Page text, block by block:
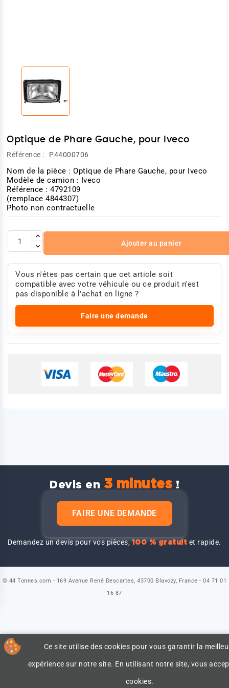
Optique de Phare Gauche, pour Iveco
Référence : P44000706
Nom de la pièce : Optique de Phare Gauche, pour Iveco
Modèle de camion : Iveco
Référence : 4792109
(remplace 4844307)
Photo non contractuelle
Ajouter au panier
Vous n'êtes pas certain que cet article soit
compatible avec votre véhicule ou ce produit n'est
pas disponible à l'achat en ligne ?
Faire une demande
Devis en 3 minutes !
FAIRE UNE DEMANDE
Demandez un devis pour vos pièces,100 % gratuit et rapide.
Ce site utilise des cookies pour vous garantir la
expérience sur notre site. En utilisant notre site, vous
cookies.
© 44 Tonnes.com - 169 Avenue René Descartes, 43700 Blavozy, France - 04 71 01
16 87